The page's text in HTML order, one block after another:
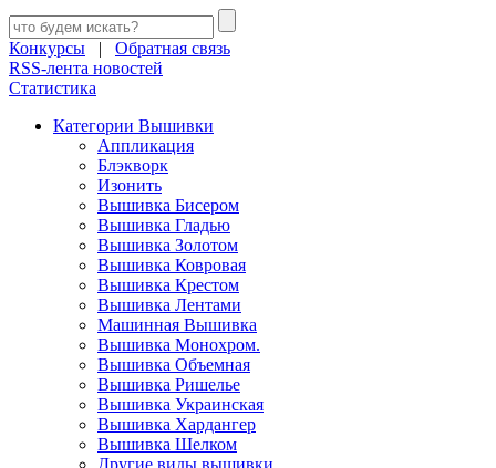
Конкурсы | Обратная связь
RSS-лента новостей
Статистика
Категории Вышивки
Аппликация
Блэкворк
Изонить
Вышивка Бисером
Вышивка Гладью
Вышивка Золотом
Вышивка Ковровая
Вышивка Крестом
Вышивка Лентами
Машинная Вышивка
Вышивка Монохром.
Вышивка Объемная
Вышивка Ришелье
Вышивка Украинская
Вышивка Хардангер
Вышивка Шелком
Другие виды вышивки